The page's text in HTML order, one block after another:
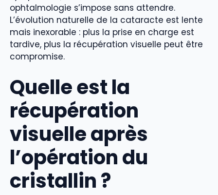
ophtalmologie s’impose sans attendre.
L’évolution naturelle de la cataracte est lente
mais inexorable : plus la prise en charge est
tardive, plus la récupération visuelle peut être
compromise.
Quelle est la
récupération
visuelle après
l’opération du
cristallin ?